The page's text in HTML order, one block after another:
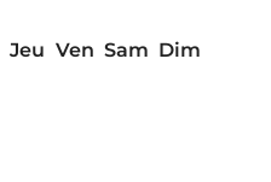
Jeu Ven Sam Dim